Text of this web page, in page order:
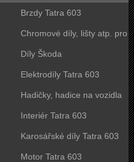
Brzdy Tatra 603
Chromové díly, lišty atp. pro
vozy Tatra 603
Díly Škoda
Elektrodíly Tatra 603
Hadičky, hadice na vozidla
Tatra 603
Interiér Tatra 603
Karosářské díly Tatra 603
Motor Tatra 603